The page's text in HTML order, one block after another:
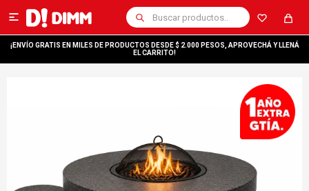

¡ENVÍO GRATIS EN MILES DE PRODUCTOS DESDE $ 2.000 PESOS, APROVECHÁ Y LLENÁ
EL CARRITO!